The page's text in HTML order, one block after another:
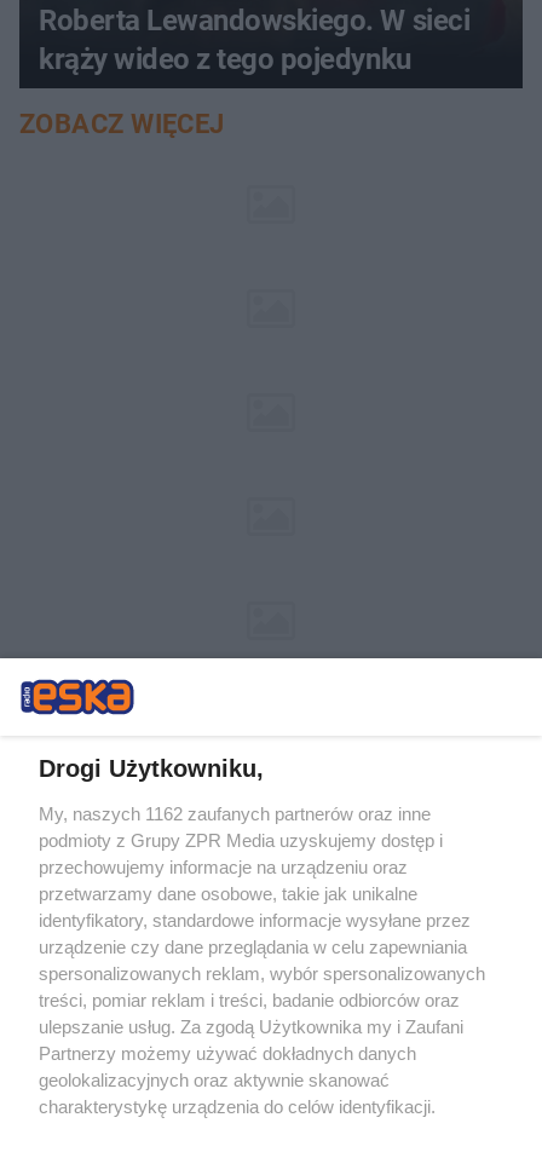
Roberta Lewandowskiego. W sieci
krąży wideo z tego pojedynku
ZOBACZ WIĘCEJ
Żaden utwór zamieszczony w serwisie nie może być powielany i
rozpowszechniany lub dalej rozpowszechniany w jakikolwiek sposób (w
tym także elektroniczny lub mechaniczny) na jakimkolwiek polu
eksploatacji w jakiejkolwiek formie, włącznie z umieszczaniem w
Internecie bez pisemnej zgody właściciela praw. Jakiekolwiek użycie lub
wykorzystanie utworów w całości lub w części z naruszeniem prawa,
tzn. bez właściwej zgody, jest zabronione pod groźbą kary i może być
ścigane prawnie.
Drogi Użytkowniku,
My, naszych 1162 zaufanych partnerów oraz inne
podmioty z Grupy ZPR Media uzyskujemy dostęp i
przechowujemy informacje na urządzeniu oraz
przetwarzamy dane osobowe, takie jak unikalne
identyfikatory, standardowe informacje wysyłane przez
urządzenie czy dane przeglądania w celu zapewniania
spersonalizowanych reklam, wybór spersonalizowanych
treści, pomiar reklam i treści, badanie odbiorców oraz
ulepszanie usług. Za zgodą Użytkownika my i Zaufani
Partnerzy możemy używać dokładnych danych
geolokalizacyjnych oraz aktywnie skanować
charakterystykę urządzenia do celów identyfikacji.